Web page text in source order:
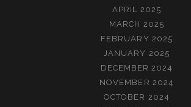
APRIL 2025
MARCH 2025
FEBRUARY 2025
JANUARY 2025
DECEMBER 2024
NOVEMBER 2024
OCTOBER 2024